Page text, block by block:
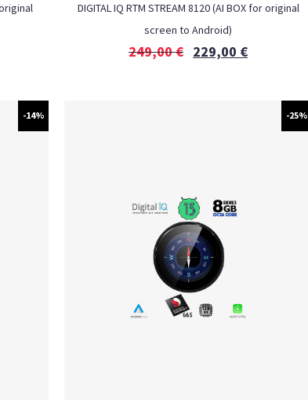
DIGITAL IQ RTM STREAM 8120 (AI BOX for original
screen to Android)
249,00€ 229,00 €
-14% -25%